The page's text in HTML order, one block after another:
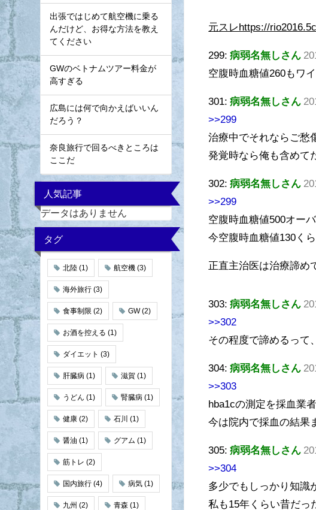
元スレhttps://
299:病弱名無しさん
空腹時血糖値260もワ
301:病弱名無しさん
>>299
治療中でそれならご愁
発覚時なら俺も含めて
302:病弱名無しさん
>>299
空腹時血糖値500オー
今空腹時血糖値130く
正直主治医は治療諦め
303:病弱名無しさん
>>302
その程度で諦めるって
304:病弱名無しさん
>>303
hba1cの測定を採血業
今は院内で採血の結果
305:病弱名無しさん
>>304
多少でもしっかり知識
私も15年くらい昔だっ
出張ではじめて航空機に乗る
んだけど、お得な方法を教え
てください
GWのベトナムツアー料金が
高すぎる
広島には何で向かえばいいん
だろう？
奈良旅行で回るべきところは
ここだ
人気記事
データはありません
タグ
北陸 (1) 航空機 (3)
海外旅行 (3)
食事制限 (2) GW(2)
お酒を控える (1)
ダイエット (3)
肝臓病 (1) 滋賀 (1)
うどん (1) 腎臓病 (1)
健康 (2) 石川 (1)
醤油 (1) グアム (1)
筋トレ (2)
国内旅行 (4) 病気 (1)
九州 (2) 青森 (1)